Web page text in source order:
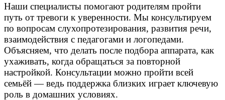
Наши специалисты помогают родителям пройти
путь от тревоги к уверенности. Мы консультируем
по вопросам слухопротезирования, развития речи,
взаимодействия с педагогами и логопедами.
Объясняем, что делать после подбора аппарата, как
ухаживать, когда обращаться за повторной
настройкой. Консультации можно пройти всей
семьёй — ведь поддержка близких играет ключевую
роль в домашних условиях.